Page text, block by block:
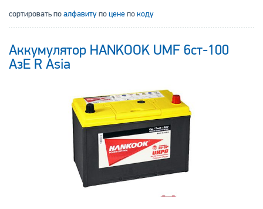
СТАТЬИ
О НАС
сортировать поалфавитупоценепокоду
Аккумулятор HANKOOK UMF 6ст-100
АзЕ R Asia